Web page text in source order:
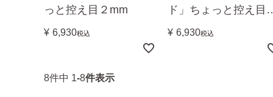
っと控え目２mm
¥ 6,930税込
ド」ちょっと控え目
mm
¥ 6,930税込
8件中 1-8件表示